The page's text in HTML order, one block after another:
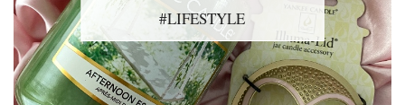
#LIFESTYLE